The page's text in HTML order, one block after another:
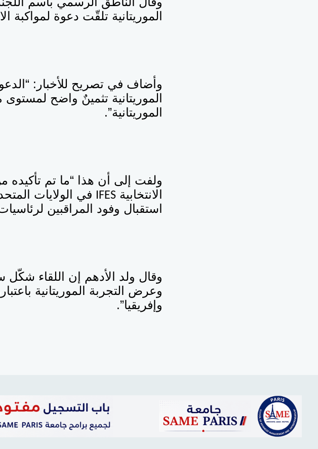
الموريتانية تلقّت دعوة لمواكبة
وأضاف في تصريح للأخبار:
الموريتانية تثمينٌ واضح
الموريتانية”.
ولفت إلى أن هذا “ما تم
الانتخابية IFES في الولايات
استقبال وفود المراقبين لرئاسيات
وقال ولد الأدهم إن اللقاء شكّل
وعرض التجربة الموريتانية
وإفريقيا”.